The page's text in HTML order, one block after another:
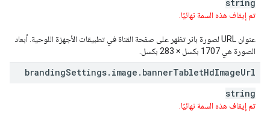
string
تم إيقاف هذه السمة نهائيًا.
عنوان URL لصورة بانر تظهر على صفحة القناة في تطبيقات الأجهزة اللوحية. أبعاد
الصورة هي 1707 بكسل × 283 بكسل.
brandingSettings. image . bannerTabletHdImageUrl
string
تم إيقاف هذه السمة نهائيًا.